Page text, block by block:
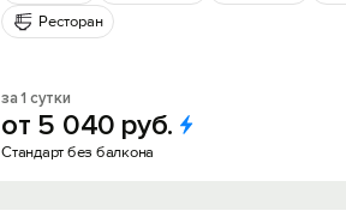
Ресторан
за 1 сутки
от 5 040 руб.
Стандарт без балкона